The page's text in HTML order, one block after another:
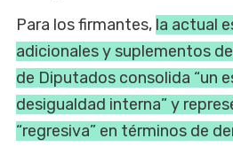
Para los firmantes, la actual
adicionales y suplementos
de Diputados consolida “un
desigualdad interna” y
“regresiva” en términos de